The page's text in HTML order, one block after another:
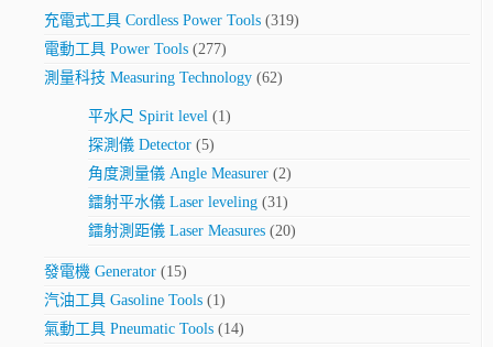
充電式工具 Cordless Power Tools (319)
電動工具 Power Tools (277)
測量科技 Measuring Technology (62)
平水尺 Spirit level (1)
探測儀 Detector (5)
角度測量儀 Angle Measurer (2)
鐳射平水儀 Laser leveling (31)
鐳射測距儀 Laser Measures (20)
發電機 Generator (15)
汽油工具 Gasoline Tools (1)
氣動工具 Pneumatic Tools (14)